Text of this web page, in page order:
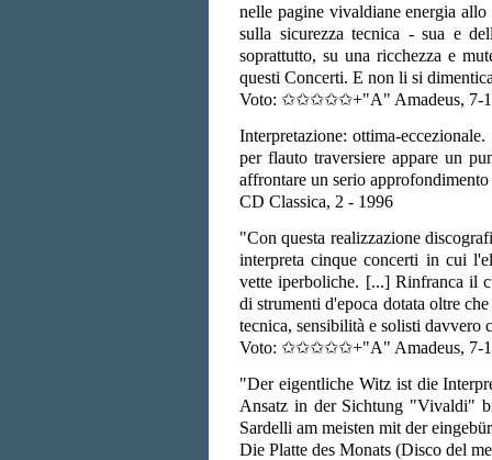
nelle pagine vivaldiane energia
sulla sicurezza tecnica - sua e
soprattutto, su una ricchezza e
questi Concerti. E non li si
Voto: ✩✩✩✩✩+"A" Amadeus, 7-
Interpretazione: ottima-
per flauto traversiere appare un
affrontare un serio
CD Classica, 2 - 1996
"Con questa realizzazione
interpreta cinque concerti in cui
vette iperboliche. [...] Rinfranca il
di strumenti d'epoca dotata oltre
tecnica, sensibilità e solisti davvero
Voto: ✩✩✩✩✩+"A" Amadeus, 7-
"Der eigentliche Witz ist die
Ansatz in der Sichtung "Vivaldi"
Sardelli am meisten mit der
Die Platte des Monats (Disco del